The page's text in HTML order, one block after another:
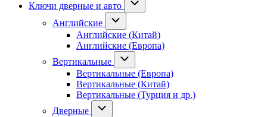
Ключи дверные и авто
Английские
Английские (Китай)
Английские (Европа)
Вертикальные
Вертикальные (Европа)
Вертикальные (Китай)
Вертикальные (Турция и др.)
Дверные